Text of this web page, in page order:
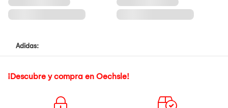
Adidas:
¡Descubre y compra en Oechsle!